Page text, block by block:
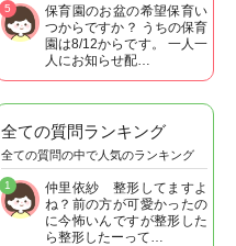
保育園のお盆の希望保育い
つからですか？ うちの保育
園は8/12からです。 一人一
人にお知らせ配…
5
全ての質問ランキング
全ての質問の中で人気のランキング
仲里依紗 整形してますよ
ね？前の方が可愛かったの
に今怖いんですが整形した
ら整形したーって…
1